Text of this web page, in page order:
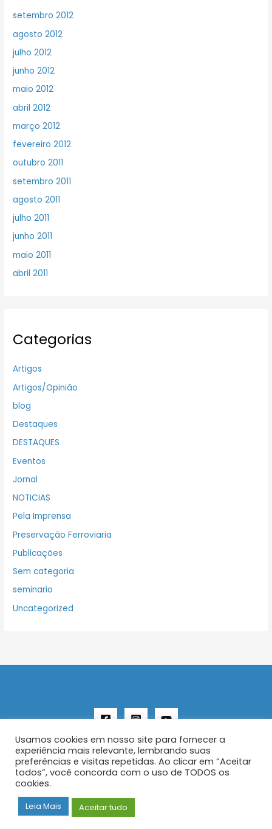
setembro 2012
agosto 2012
julho 2012
junho 2012
maio 2012
abril 2012
março 2012
fevereiro 2012
outubro 2011
setembro 2011
agosto 2011
julho 2011
junho 2011
maio 2011
abril 2011
Categorias
Artigos
Artigos/Opinião
blog
Destaques
DESTAQUES
Eventos
Jornal
NOTICIAS
Pela Imprensa
Preservação Ferroviaria
Publicações
Sem categoria
seminario
Uncategorized
Copyright © 2026 AENFER
Construído por IurySan
Usamos cookies em nosso site para fornecer a
experiência mais relevante, lembrando suas
preferências e visitas repetidas. Ao clicar em “Aceitar
todos”, você concorda com o uso de TODOS os
cookies.
Leia Mais Aceitar tudo